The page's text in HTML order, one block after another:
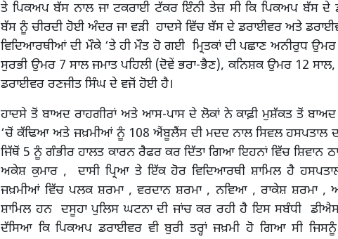
ਤੇ ਪਿਕਅਪ ਬੱਸ ਨਾਲ ਜਾ ਟਕਰਾਈ ਟੱਕਰ ਇੰਨੀ ਤੇਜ਼ ਸੀ ਕਿ ਪਿਕਅਪ ਬੱਸ ਦੇ
ਬੱਸ ਨੂੰ ਚੀਰਦੀ ਹੋਈ ਅੰਦਰ ਜਾ ਵੜੀ ਹਾਦਸੇ ਵਿੱਚ ਬੱਸ ਦੇ ਡਰਾਈਵਰ ਅਤੇ
ਵਿਦਿਆਰਥੀਆਂ ਦੀ ਮੌਕੇ ‘ਤੇ ਹੀ ਮੌਤ ਹੋ ਗਈ ਮ੍ਰਿਤਕਾਂ ਦੀ ਪਛਾਣ ਅਨੀਰੁਧ ਉਮਰ
ਸੁਰਭੀ ਉਮਰ 7 ਸਾਲ ਜਮਾਤ ਪਹਿਲੀ (ਦੋਵੇਂ ਭਰਾ-ਭੈਣ), ਕਨਿਸ਼ਕ ਉਮਰ 12
ਡਰਾਈਵਰ ਰਣਜੀਤ ਸਿੰਘ ਦੇ ਵਜੋਂ ਹੋਈ ਹੈ।
ਹਾਦਸੇ ਤੋਂ ਬਾਅਦ ਰਾਹਗੀਰਾਂ ਅਤੇ ਆਸ-ਪਾਸ ਦੇ ਲੋਕਾਂ ਨੇ ਕਾਫ਼ੀ ਮੁਸ਼ੱਕਤ ਤੋਂ
‘ਚੋਂ ਕੱਢਿਆ ਅਤੇ ਜਖ਼ਮੀਆਂ ਨੂੰ 108 ਐਂਬੂਲੈਂਸ ਦੀ ਮਦਦ ਨਾਲ ਸਿਵਲ ਹਸਪਤਾਲ
ਜਿੱਥੋਂ 5 ਨੂੰ ਗੰਭੀਰ ਹਾਲਤ ਕਾਰਨ ਰੈਫਰ ਕਰ ਦਿੱਤਾ ਗਿਆ ਇਹਨਾਂ ਵਿੱਚ ਸ਼ਿਵਾਨ
ਅਕੇਸ਼ ਕੁਮਾਰ , ਦਾਸੀ ਪ੍ਰਿਆ ਤੇ ਇੱਕ ਹੋਰ ਵਿਦਿਆਰਥੀ ਸ਼ਾਮਿਲ ਹੈ
ਜਖ਼ਮੀਆਂ ਵਿੱਚ ਪਲਕ ਸ਼ਰਮਾ , ਵਰਦਾਨ ਸ਼ਰਮਾ , ਨਵਿਆ , ਰਾਕੇਸ਼ ਸ਼ਰਮਾ ,
ਸ਼ਾਮਿਲ ਹਨ ਦਸੂਹਾ ਪੁਲਿਸ ਘਟਨਾ ਦੀ ਜਾਂਚ ਕਰ ਰਹੀ ਹੈ ਇਸ ਸਬੰਧੀ
ਦੱਸਿਆ ਕਿ ਪਿਕਅਪ ਡਰਾਈਵਰ ਵੀ ਬੁਰੀ ਤਰ੍ਹਾਂ ਜਖ਼ਮੀ ਹੋ ਗਿਆ ਸੀ